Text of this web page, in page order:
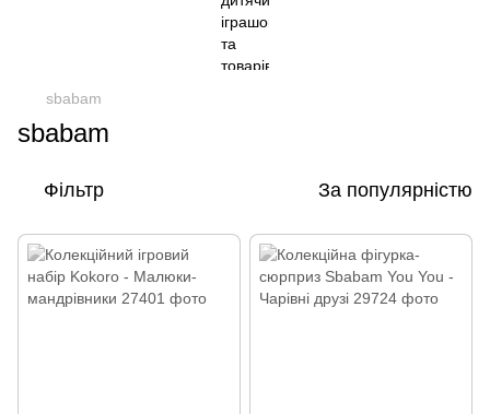
sbabam
sbabam
Фільтр За популярністю